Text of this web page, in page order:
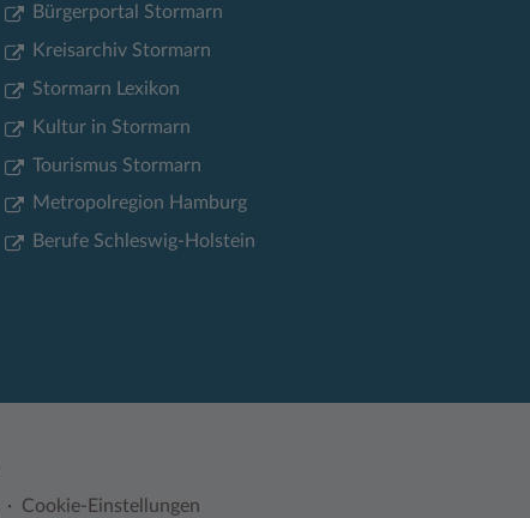
Bürgerportal Stormarn
Kreisarchiv Stormarn
Stormarn Lexikon
Kultur in Stormarn
Tourismus Stormarn
Metropolregion Hamburg
Berufe Schleswig-Holstein
Cookie-Einstellungen